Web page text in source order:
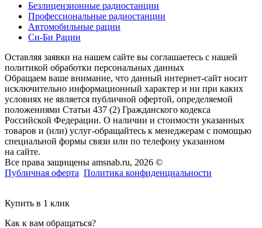
Безлицензионные радиостанции
Профессиональные радиостанции
Автомобильные рации
Си-Би Рации
Оставляя заявки на нашем сайте вы соглашаетесь с нашей
политикой обработки персональных данных
Обращаем ваше внимание, что данный интернет-сайт носит
исключительно информационный характер и ни при каких
условиях не является публичной офертой, определяемой
положениями Статьи 437 (2) Гражданского кодекса
Российской Федерации. О наличии и стоимости указанных
товаров и (или) услуг-обращайтесь к менеджерам с помощью
специальной формы связи или по телефону указанном
на сайте.
Все права защищены amsnab.ru, 2026 ©
Публичная оферта Политика конфиденциальности
Купить в 1 клик
Как к вам обращаться?